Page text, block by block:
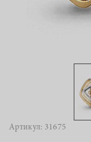
Артикул: 31675